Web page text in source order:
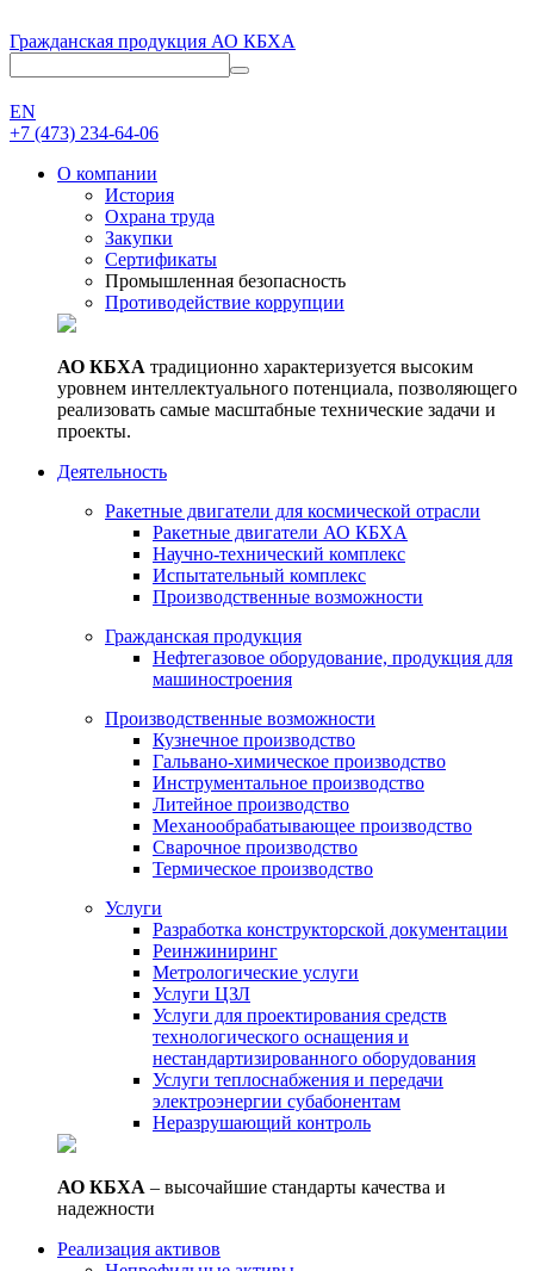
Гражданская продукция АО КБХА
EN
+7 (473) 234-64-06
О компании
История
Охрана труда
Закупки
Сертификаты
Промышленная безопасность
Противодействие коррупции
АО КБХА традиционно характеризуется высоким
уровнем интеллектуального потенциала, позволяющего
реализовать самые масштабные технические задачи и
проекты.
Деятельность
Ракетные двигатели для космической отрасли
Ракетные двигатели АО КБХА
Научно-технический комплекс
Испытательный комплекс
Производственные возможности
Гражданская продукция
Нефтегазовое оборудование, продукция для
машиностроения
Производственные возможности
Кузнечное производство
Гальвано-химическое производство
Инструментальное производство
Литейное производство
Механообрабатывающее производство
Сварочное производство
Термическое производство
Услуги
Разработка конструкторской документации
Реинжиниринг
Метрологические услуги
Услуги ЦЗЛ
Услуги для проектирования средств
технологического оснащения и
нестандартизированного оборудования
Услуги теплоснабжения и передачи
электроэнергии субабонентам
Неразрушающий контроль
АО КБХА – высочайшие стандарты качества и
надежности
Реализация активов